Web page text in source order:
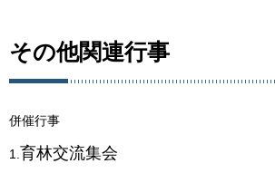
その他関連行事
併催行事
1. 育林交流集会